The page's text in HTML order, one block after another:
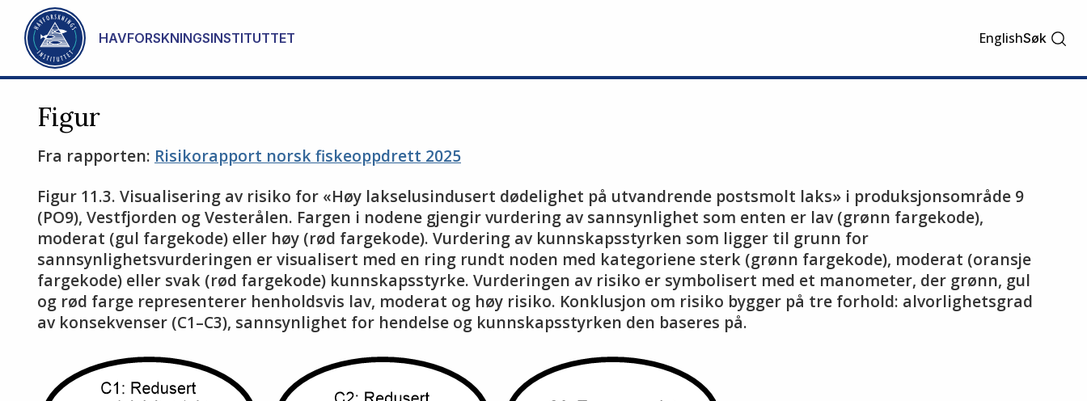
Gå til hovedinnhold
HAVFORSKNINGSINSTITUTTET EnglishSøk
Figur
Fra rapporten: Risikorapport norsk fiskeoppdrett 2025
Figur 11.3. Visualisering av risiko for «Høy lakselusindusert dødelighet på utvandrende postsmolt laks» i produksjonsområde 9
(PO9), Vestfjorden og Vesterålen. Fargen i nodene gjengir vurdering av sannsynlighet som enten er lav (grønn fargekode),
moderat (gul fargekode) eller høy (rød fargekode). Vurdering av kunnskapsstyrken som ligger til grunn for
sannsynlighetsvurderingen er visualisert med en ring rundt noden med kategoriene sterk (grønn fargekode), moderat (oransje
fargekode) eller svak (rød fargekode) kunnskapsstyrke. Vurderingen av risiko er symbolisert med et manometer, der grønn, gul
og rød farge representerer henholdsvis lav, moderat og høy risiko. Konklusjon om risiko bygger på tre forhold: alvorlighetsgrad
av konsekvenser (C1–C3), sannsynlighet for hendelse og kunnskapsstyrken den baseres på.